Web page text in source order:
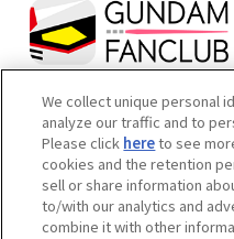
本サイトは機械翻訳によるテキ
了承
内容および画像の転載はお断り
We collect unique personal
analyze our traffic and to
Please click hereto see
cookies and the retention
sell or share information
to/with our analytics and
combine it with other